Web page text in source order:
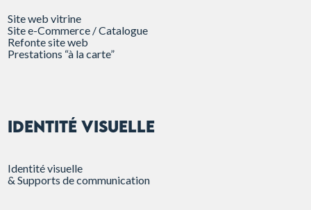
Site web vitrine
Site e-Commerce / Catalogue
Refonte site web
Prestations “à la carte”
Identité visuelle
Identité visuelle
& Supports de communication